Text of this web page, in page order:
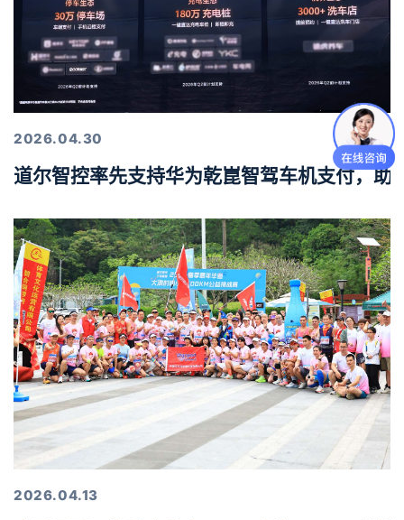
2026.04.30
道尔智控率先支持华为乾崑智驾车机支付，助
2026.04.13